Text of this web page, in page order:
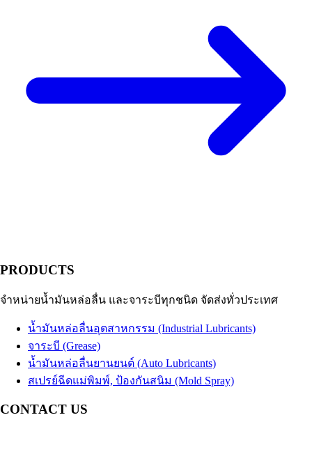
PRODUCTS
จำหน่ายน้ำมันหล่อลื่น และจาระบีทุกชนิด จัดส่งทั่วประเทศ
น้ำมันหล่อลื่นอุตสาหกรรม (Industrial Lubricants)
จาระบี (Grease)
น้ำมันหล่อลื่นยานยนต์ (Auto Lubricants)
สเปรย์ฉีดแม่พิมพ์, ป้องกันสนิม (Mold Spray)
CONTACT US